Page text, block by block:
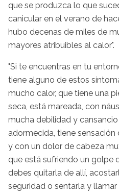
que se produzca lo que
canicular en el verano de
hubo decenas de miles de
mayores atribuibles al calor".
"Si te encuentras en tu
tiene alguno de estos
mucho calor, que tiene una
seca, está mareada, con
mucha debilidad y
adormecida, tiene
y con un dolor de cabeza
que está sufriendo un golpe
debes quitarla de allí,
seguridad o sentarla y